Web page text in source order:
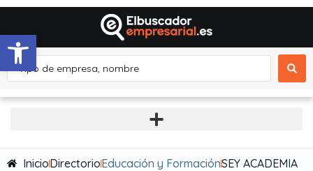
Abrir barra de herramientas
InicioDirectorioEducación y FormaciónSEY ACADEMIA